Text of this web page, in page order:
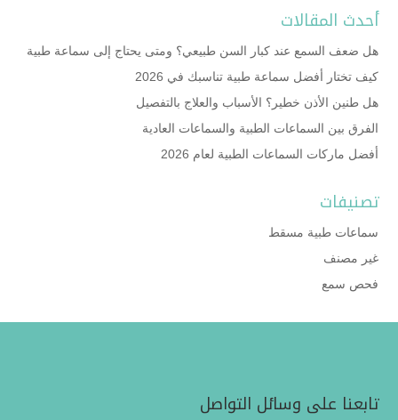
أحدث المقالات
هل ضعف السمع عند كبار السن طبيعي؟ ومتى يحتاج إلى سماعة طبية
كيف تختار أفضل سماعة طبية تناسبك في 2026
هل طنين الأذن خطير؟ الأسباب والعلاج بالتفصيل
الفرق بين السماعات الطبية والسماعات العادية
أفضل ماركات السماعات الطبية لعام 2026
تصنيفات
سماعات طبية مسقط
غير مصنف
فحص سمع
تابعنا على وسائل التواصل